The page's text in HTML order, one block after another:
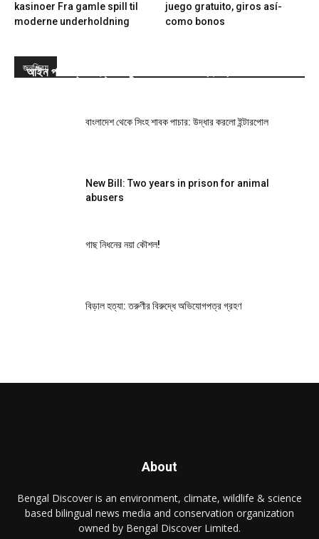
kasinoer Fra gamle spill til
moderne underholdning
juego gratuito, giros así­
como bonos
জনপ্রিয়
আইন পাস: প্রাণী হত্যা-নিষ্ঠুরতা করলে সর্বোচ্চ দুই বছরের জেল
বাংলাদেশ থেকে সিংহ শাবক পাচার: উদ্ধার করলো ইন্টারপোল
New Bill: Two years in prison for animal
abusers
গাছ নিধনের নয়া কৌশল!
বিড়াল হত্যা: তরুণীর বিরুদ্ধে অভিযোগপত্র গ্রহণ
About
Bengal Discover is an environment, climate, wildlife & science
based bilingual news media and conservation organization
owned by Bengal Discover Limited.